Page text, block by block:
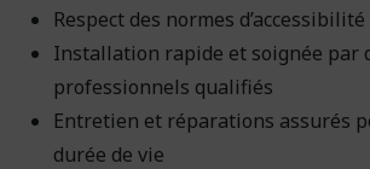
Respect des normes
Installation rapide et soignée par
professionnels qualifiés
Entretien et réparations assurés
durée de vie